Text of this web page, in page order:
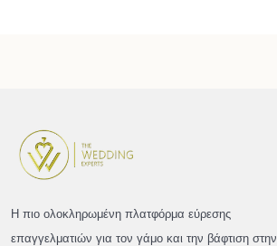
Η πιο ολοκληρωμένη πλατφόρμα εύρεσης
επαγγελματιών για τον γάμο και την βάφτιση στην